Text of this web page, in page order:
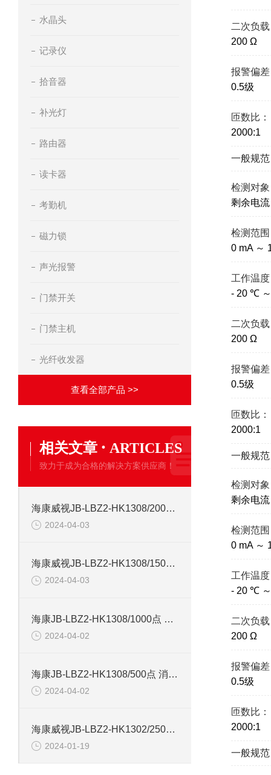
水晶头
记录仪
拾音器
补光灯
路由器
读卡器
考勤机
磁力锁
声光报警
门禁开关
门禁主机
光纤收发器
查看全部产品 >>
相关文章 · ARTICLES
致力于成为合格的解决方案供应商！
海康威视JB-LBZ2-HK1308/2000点 火灾消防报警控制器
2024-04-03
海康威视JB-LBZ2-HK1308/1500点 火灾报警控制器
2024-04-03
海康JB-LBZ2-HK1308/1000点 火灾报警控制器
2024-04-02
海康JB-LBZ2-HK1308/500点 消防联动控制器
2024-04-02
海康威视JB-LBZ2-HK1302/250点 火灾报警控制器
2024-01-19
二次负
200 Ω
报警偏
0.5级
匝数比：
2000:1
一般规范
检测对
剩余电流
检测范
0 mA ～
工作温
- 20 ℃
二次负
200 Ω
报警偏
0.5级
匝数比：
2000:1
一般规范
检测对
剩余电流
检测范
0 mA ～
工作温
- 20 ℃
二次负
200 Ω
报警偏
0.5级
匝数比：
2000:1
一般规范